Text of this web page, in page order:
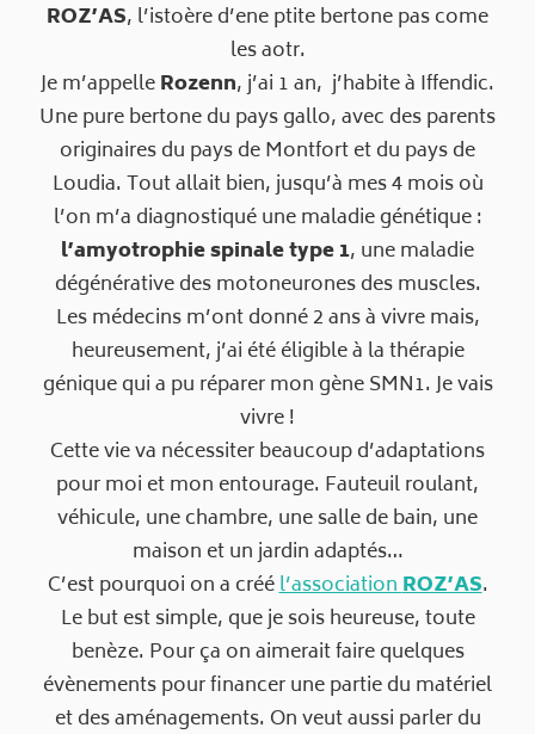
ROZ’AS, l’istoère d’ene ptite bertone pas come
les aotr.
Je m’appelleRozenn, j’ai 1 an, j’habite à Iffendic.
Une pure bertone du pays gallo, avec des parents
originaires du pays de Montfort et du pays de
Loudia. Tout allait bien, jusqu’à mes 4 mois où
l’on m’a diagnostiqué une maladie génétique :
l’amyotrophie spinale type 1, une maladie
dégénérative des motoneurones des muscles.
Les médecins m’ont donné 2 ans à vivre mais,
heureusement, j’ai été éligible à la thérapie
génique qui a pu réparer mon gène SMN1. Je vais
vivre !
Cette vie va nécessiter beaucoup d’adaptations
pour moi et mon entourage. Fauteuil roulant,
véhicule, une chambre, une salle de bain, une
maison et un jardin adaptés…
C’est pourquoi on a créél’associationROZ’AS.
Le but est simple, que je sois heureuse, toute
benèze. Pour ça on aimerait faire quelques
évènements pour financer une partie du matériel
et des aménagements. On veut aussi parler du